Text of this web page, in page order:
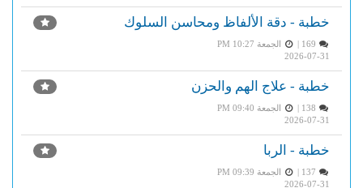
خطبة - دقة الألفاظ ومحاسن السلوك
الجمعة PM 10:27
2026-07-31
خطبة - علاج الهم والحزن
الجمعة PM 09:40
2026-07-31
خطبة - الربا
الجمعة PM 09:39
2026-07-31